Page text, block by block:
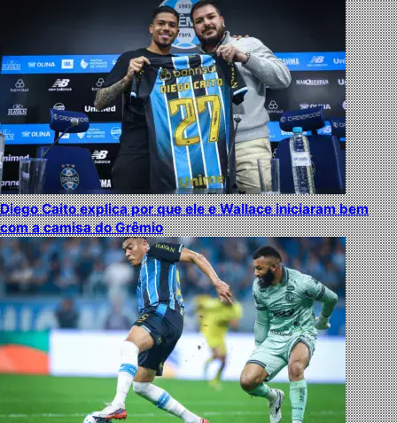
Diego Caito explica por que ele e Wallace iniciaram bem
com a camisa do Grêmio